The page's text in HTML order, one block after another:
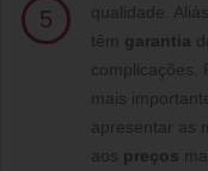
5
qualidade.
têm garantia
complicações.
mais
apresentar as
aos preços